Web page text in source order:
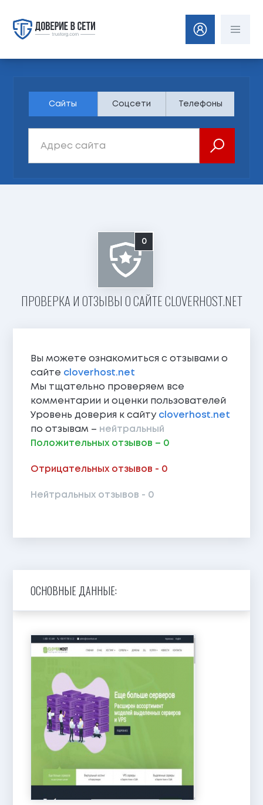
Сайты Соцсети Телефоны
0
ПРОВЕРКА И ОТЗЫВЫ О САЙТЕ CLOVERHOST.NET
Вы можете ознакомиться с отзывами о
сайте cloverhost.net
Мы тщательно проверяем все
комментарии и оценки пользователей
Уровень доверия к сайту cloverhost.net
по отзывам – нейтральный
Положительных отзывов – 0
Отрицательных отзывов - 0
Нейтральных отзывов - 0
ОСНОВНЫЕ ДАННЫЕ: